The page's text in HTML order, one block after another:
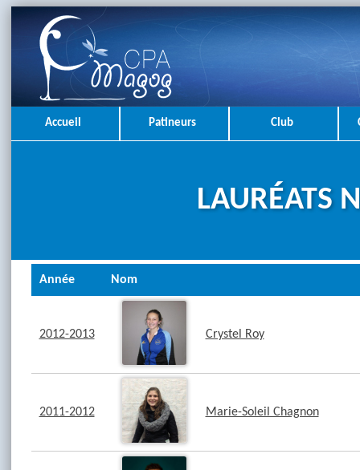
Accueil Patineurs Club
LAURÉATS
Année Nom
2012-2013 Crystel Roy
2011-2012 Marie-Soleil Chagnon